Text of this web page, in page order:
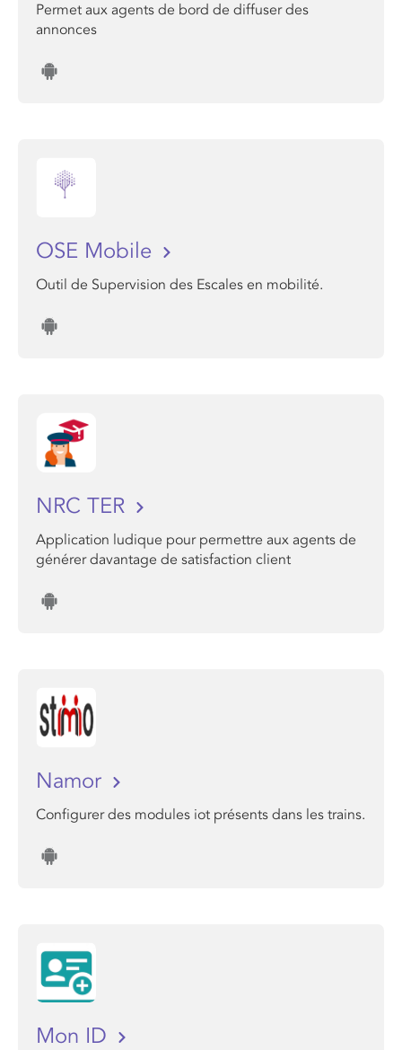
Permet aux agents de bord de diffuser des
annonces
OSE Mobile
Outil de Supervision des Escales en mobilité.
NRC TER
Application ludique pour permettre aux agents de
générer davantage de satisfaction client
Namor
Configurer des modules iot présents dans les trains.
Mon ID